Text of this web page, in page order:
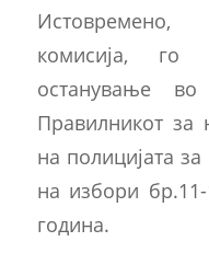
комисија, го
останување
Правилникот за
на полицијата
на избори
година.